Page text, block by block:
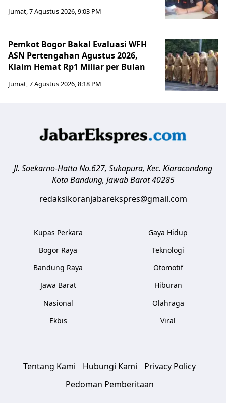
Jumat, 7 Agustus 2026, 9:03 PM
Pemkot Bogor Bakal Evaluasi WFH
ASN Pertengahan Agustus 2026,
Klaim Hemat Rp1 Miliar per Bulan
Jumat, 7 Agustus 2026, 8:18 PM
Jl. Soekarno-Hatta No.627, Sukapura, Kec. Kiaracondong
Kota Bandung, Jawab Barat 40285
redaksikoranjabarekspres@gmail.com
Kupas Perkara
Bogor Raya
Bandung Raya
Jawa Barat
Nasional
Ekbis
Gaya Hidup
Teknologi
Otomotif
Hiburan
Olahraga
Viral
Tentang Kami Hubungi Kami
Privacy Policy
Pedoman Pemberitaan